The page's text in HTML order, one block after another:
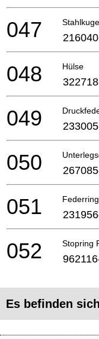
047
Hülse
048
049
050
051
Stopring
052
Es befinden sich